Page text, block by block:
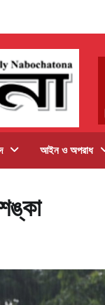
আইন ও অপরাধ